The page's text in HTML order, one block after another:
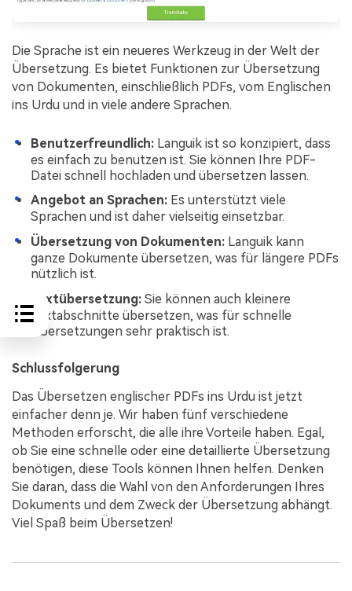
Die Sprache ist ein neueres Werkzeug in der Welt der
Übersetzung. Es bietet Funktionen zur Übersetzung
von Dokumenten, einschließlich PDFs, vom Englischen
ins Urdu und in viele andere Sprachen.
Benutzerfreundlich: Languik ist so konzipiert, dass
es einfach zu benutzen ist. Sie können Ihre PDF-
Datei schnell hochladen und übersetzen lassen.
Angebot an Sprachen: Es unterstützt viele
Sprachen und ist daher vielseitig einsetzbar.
Übersetzung von Dokumenten: Languik kann
ganze Dokumente übersetzen, was für längere PDFs
nützlich ist.
Textübersetzung: Sie können auch kleinere
Textabschnitte übersetzen, was für schnelle
Übersetzungen sehr praktisch ist.
Schlussfolgerung
Das Übersetzen englischer PDFs ins Urdu ist jetzt
einfacher denn je. Wir haben fünf verschiedene
Methoden erforscht, die alle ihre Vorteile haben. Egal,
ob Sie eine schnelle oder eine detaillierte Übersetzung
benötigen, diese Tools können Ihnen helfen. Denken
Sie daran, dass die Wahl von den Anforderungen Ihres
Dokuments und dem Zweck der Übersetzung abhängt.
Viel Spaß beim Übersetzen!